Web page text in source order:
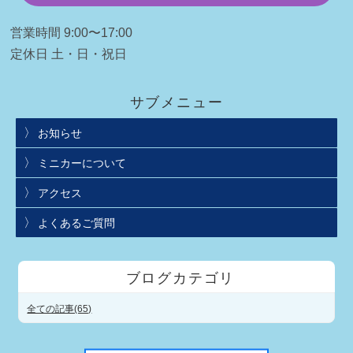
営業時間 9:00〜17:00
定休日 土・日・祝日
サブメニュー
お知らせ
ミニカーについて
アクセス
よくあるご質問
ブログカテゴリ
全ての記事(65)